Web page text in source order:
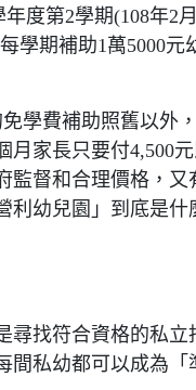
度第2學期(108年2
學期補助1萬5000元
學費補助照舊以外
家長只要付4,500
督和合理價格，
幼兒園」到底是
尋找符合資格的私
私幼都可以成為